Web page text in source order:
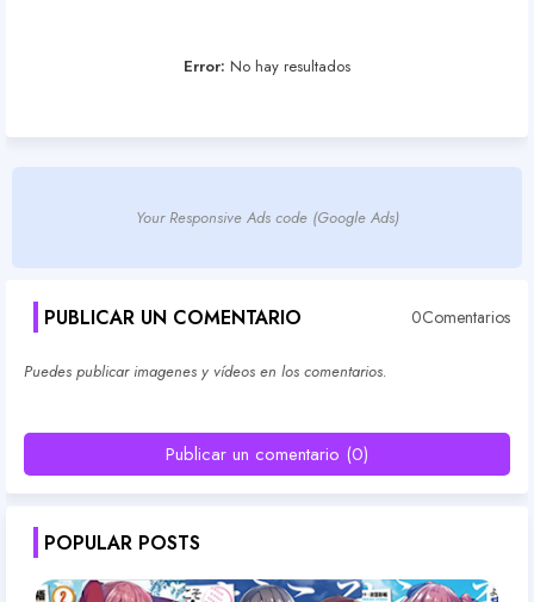
Error: No hay resultados
Your Responsive Ads code (Google Ads)
PUBLICAR UN COMENTARIO 0Comentarios
Puedes publicar imagenes y vídeos en los comentarios.
Publicar un comentario (0)
POPULAR POSTS